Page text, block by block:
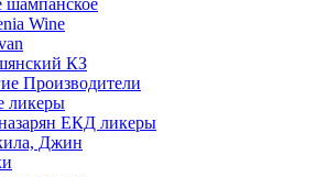
шампанское
Wine
КЗ
Производители
ликеры
ЕКД ликеры
Джин